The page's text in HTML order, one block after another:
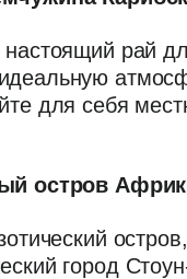
рай
для себя
остров
город